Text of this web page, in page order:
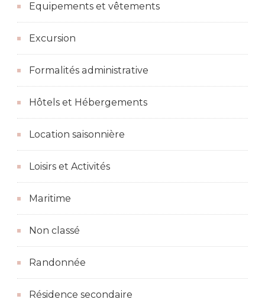
Equipements et vêtements
Excursion
Formalités administrative
Hôtels et Hébergements
Location saisonnière
Loisirs et Activités
Maritime
Non classé
Randonnée
Résidence secondaire